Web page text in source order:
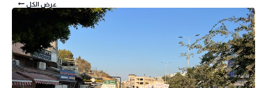
عرض الكل